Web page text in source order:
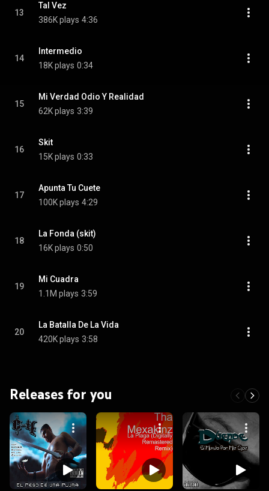
13
Tal Vez
386K plays 4:36
14
Intermedio
18K plays 0:34
15
Mi Verdad Odio Y Realidad
62K plays 3:39
16
Skit
15K plays 0:33
17
Apunta Tu Cuete
100K plays 4:29
18
La Fonda (skit)
16K plays 0:50
19
Mi Cuadra
1.1M plays 3:59
20
La Batalla De La Vida
420K plays 3:58
Releases for you